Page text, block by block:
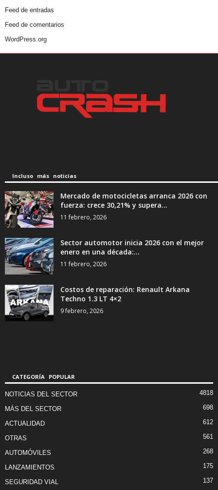
Feed de entradas
Feed de comentarios
WordPress.org
Incluso más noticias
Mercado de motocicletas arranca 2026 con
fuerza: crece 30,21% y supera...
11 febrero, 2026
Sector automotor inicia 2026 con el mejor
enero en una década:...
11 febrero, 2026
Costos de reparación: Renault Arkana
Techno 1.3 LT 4×2
9 febrero, 2026
CATEGORÍA POPULAR
NOTICIAS DEL SECTOR 4818
MÁS DEL SECTOR 698
ACTUALIDAD 612
OTRAS 561
AUTOMÓVILES 268
LANZAMIENTOS 175
SEGURIDAD VIAL 137